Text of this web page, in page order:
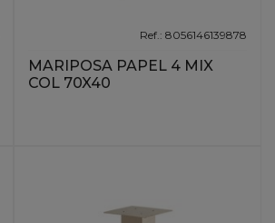
Ref.: 8056146139878
MARIPOSA PAPEL 4 MIX
COL 70X40